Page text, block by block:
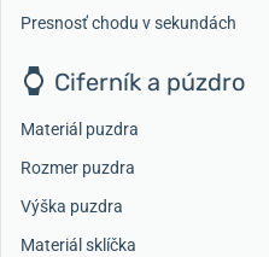
Presnosť chodu v sekundách
Ciferník a púzdro
Materiál puzdra
Rozmer puzdra
Výška puzdra
Materiál sklíčka